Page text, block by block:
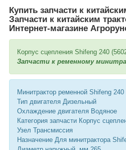
Купить запчасти к
Запчасти к китайским
Интернет-магазине
Корпус сцепления Shifeng 240
Запчасти к ременному
Минитрактор ременной Shifeng 240
Тип двигателя Дизельный
Охлаждение двигателя Водяное
Категория запчасти Корпус
Узел Трансмиссия
Назначение Для минитрактора